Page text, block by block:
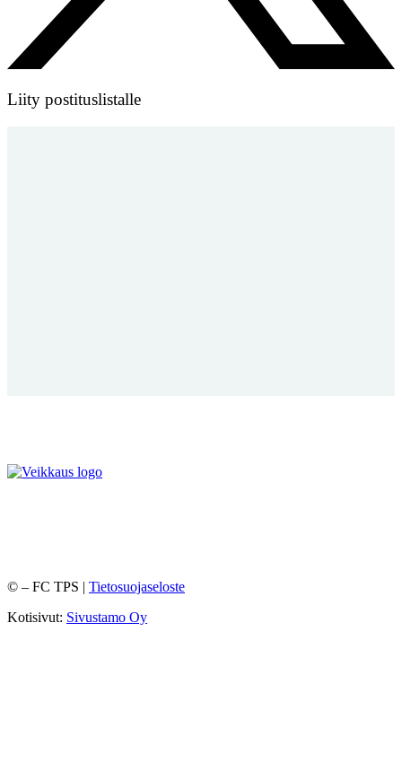
Liity postituslistalle
© – FC TPS | Tietosuojaseloste
Kotisivut: Sivustamo Oy